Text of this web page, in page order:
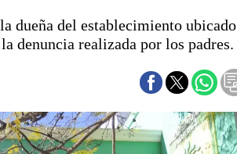
Olímpico
A
dueña del establecimiento ubicado
denuncia realizada por los padres.